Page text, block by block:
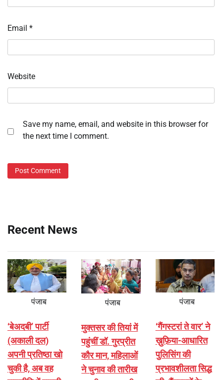
Email *
Website
Save my name, email, and website in this browser for
the next time I comment.
Recent News
पंजाब
‘बेअदबी’ पार्टी
(अकाली दल)
अपनी प्रतिष्ठा खो
चुकी है, अब वह
पंजाब
मुक्तसर की तियां में
पहुंचीं डॉ. गुरप्रीत
कौर मान, महिलाओं
ने चुनाव की तारीख
पंजाब
‘गैंगस्टरां ते वार’ ने
ख़ुफ़िया-आधारित
पुलिसिंग की
प्रभावशीलता सिद्ध